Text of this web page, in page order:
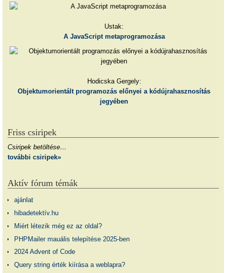
Ustak:
A JavaScript metaprogramozása
Hodicska Gergely:
Objektumorientált programozás előnyei a kódújrahasznosítás
jegyében
Friss csiripek
Csiripek betöltése…
további csiripek»
Aktív fórum témák
ajánlat
hibadetektív.hu
Miért létezik még ez az oldal?
PHPMailer mauális telepítése 2025-ben
2024 Advent of Code
Query string érték kiírása a weblapra?